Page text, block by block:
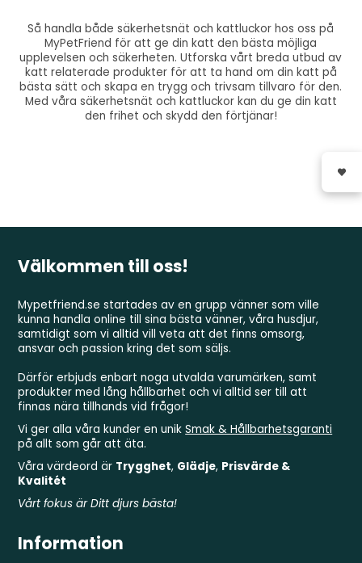
Så handla både säkerhetsnät och kattluckor hos oss på
MyPetFriend för att ge din katt den bästa möjliga
upplevelsen och säkerheten. Utforska vårt breda utbud av
katt relaterade produkter för att ta hand om din katt på
bästa sätt och skapa en trygg och trivsam tillvaro för den.
Med våra säkerhetsnät och kattluckor kan du ge din katt
den frihet och skydd den förtjänar!
Välkommen till oss!
Mypetfriend.se startades av en grupp vänner som ville
kunna handla online till sina bästa vänner, våra husdjur,
samtidigt som vi alltid vill veta att det finns omsorg,
ansvar och passion kring det som säljs.
Därför erbjuds enbart noga utvalda varumärken, samt
produkter med lång hållbarhet och vi alltid ser till att
finnas nära tillhands vid frågor!
Vi ger alla våra kunder en unikSmak & Hållbarhetsgaranti
på allt som går att äta.
Våra värdeord är Trygghet, Glädje, Prisvärde &
Kvalitét
Vårt fokus är Ditt djurs bästa!
Information